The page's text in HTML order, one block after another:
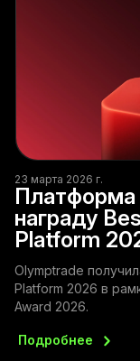
23 марта 2026 г.
Платформа
награду
Platform
Olymptrade
Platform 2026 в
Award 2026.
Подробнее